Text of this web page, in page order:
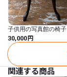
子供用の写真館の椅子
30,000円
関連する商品